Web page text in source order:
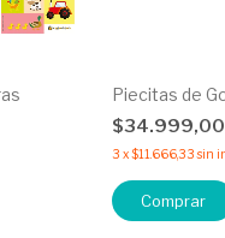
Piecitas de
$34.999,00
3 x$11.666,33 sin
Comprar